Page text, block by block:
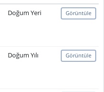
Doğum Yeri Görüntüle
Doğum Yılı Görüntüle